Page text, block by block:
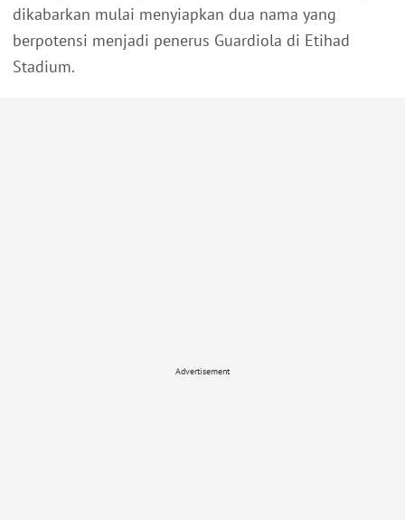
dikabarkan mulai menyiapkan dua nama yang
berpotensi menjadi penerus Guardiola di Etihad
Stadium.
Advertisement